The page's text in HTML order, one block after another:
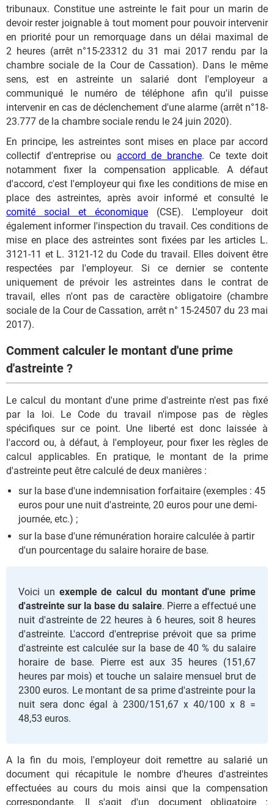
tribunaux. Constitue une astreinte le fait pour un marin de
devoir rester joignable à tout moment pour pouvoir intervenir
en priorité pour un remorquage dans un délai maximal de
2 heures (arrêt n°15-23312 du 31 mai 2017 rendu par la
chambre sociale de la Cour de Cassation). Dans le même
sens, est en astreinte un salarié dont l'employeur a
communiqué le numéro de téléphone afin qu'il puisse
intervenir en cas de déclenchement d'une alarme (arrêt n°18-
23.777 de la chambre sociale rendu le 24 juin 2020).
En principe, les astreintes sont mises en place par accord
collectif d'entreprise ou accord de branche. Ce texte doit
notamment fixer la compensation applicable. A défaut
d'accord, c'est l'employeur qui fixe les conditions de mise en
place des astreintes, après avoir informé et consulté le
comité social et économique (CSE). L'employeur doit
également informer l'inspection du travail. Ces conditions de
mise en place des astreintes sont fixées par les articles L.
3121-11 et L. 3121-12 du Code du travail. Elles doivent être
respectées par l'employeur. Si ce dernier se contente
uniquement de prévoir les astreintes dans le contrat de
travail, elles n'ont pas de caractère obligatoire (chambre
sociale de la Cour de Cassation, arrêt n° 15-24507 du 23 mai
2017).
Comment calculer le montant d'une prime
d'astreinte ?
Le calcul du montant d'une prime d'astreinte n'est pas fixé
par la loi. Le Code du travail n'impose pas de règles
spécifiques sur ce point. Une liberté est donc laissée à
l'accord ou, à défaut, à l'employeur, pour fixer les règles de
calcul applicables. En pratique, le montant de la prime
d'astreinte peut être calculé de deux manières :
sur la base d'une indemnisation forfaitaire (exemples : 45
euros pour une nuit d'astreinte, 20 euros pour une demi-
journée, etc.) ;
sur la base d'une rémunération horaire calculée à partir
d'un pourcentage du salaire horaire de base.
Voici un exemple de calcul du montant d'une prime
d'astreinte sur la base du salaire. Pierre a effectué une
nuit d'astreinte de 22 heures à 6 heures, soit 8 heures
d'astreinte. L'accord d'entreprise prévoit que sa prime
d'astreinte est calculée sur la base de 40 % du salaire
horaire de base. Pierre est aux 35 heures (151,67
heures par mois) et touche un salaire mensuel brut de
2300 euros. Le montant de sa prime d'astreinte pour la
nuit sera donc égal à 2300/151,67 x 40/100 x 8 =
48,53 euros.
A la fin du mois, l'employeur doit remettre au salarié un
document qui récapitule le nombre d'heures d'astreintes
effectuées au cours du mois ainsi que la compensation
correspondante. Il s'agit d'un document obligatoire :